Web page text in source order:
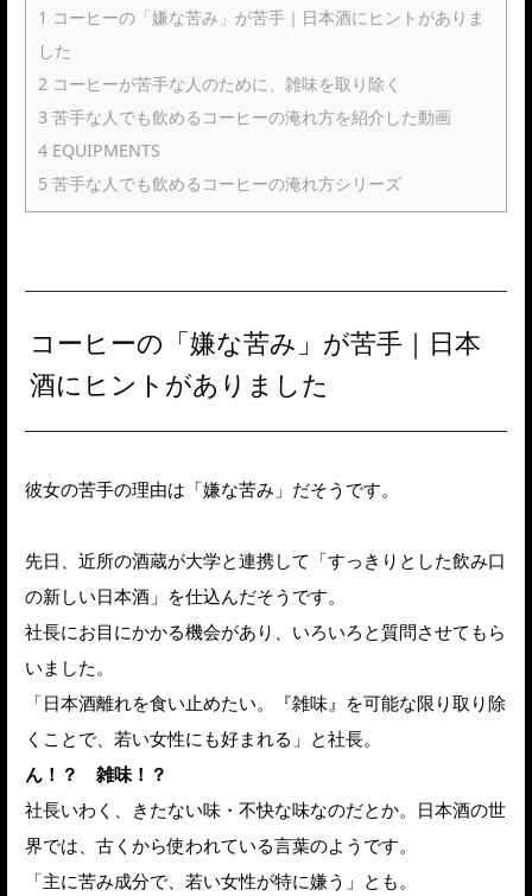
1 コーヒーの「嫌な苦み」が苦手｜日本酒にヒントがありま
した
2 コーヒーが苦手な人のために、雑味を取り除く
3 苦手な人でも飲めるコーヒーの淹れ方を紹介した動画
4 EQUIPMENTS
5 苦手な人でも飲めるコーヒーの淹れ方シリーズ
コーヒーの「嫌な苦み」が苦手｜日本
酒にヒントがありました
彼女の苦手の理由は「嫌な苦み」だそうです。
先日、近所の酒蔵が大学と連携して「すっきりとした飲み口
の新しい日本酒」を仕込んだそうです。
社長にお目にかかる機会があり、いろいろと質問させてもら
いました。
「日本酒離れを食い止めたい。『雑味』を可能な限り取り除
くことで、若い女性にも好まれる」と社長。
ん！？ 雑味！？
社長いわく、きたない味・不快な味なのだとか。日本酒の世
界では、古くから使われている言葉のようです。
「主に苦み成分で、若い女性が特に嫌う」とも。